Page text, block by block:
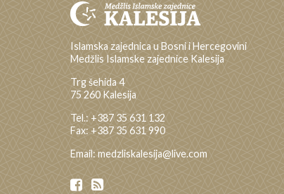
Islamska zajednica u Bosni i Hercegovini
Medžlis Islamske zajednice Kalesija
Trg šehida 4
75 260 Kalesija
Tel.: +387 35 631 132
Fax: +387 35 631 990
Email: medzliskalesija@live.com